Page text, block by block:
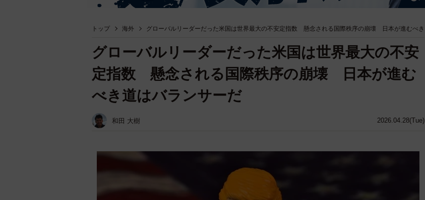
トップ 海外 グローバルリーダーだった米国は世界最大の不安定指数 懸念される国際秩序の崩壊 日本が進むべき
2026.04.28(Tue)
グローバルリーダーだった米国は世界最大の不安
定指数 懸念される国際秩序の崩壊 日本が進む
べき道はバランサーだ
和田 大樹